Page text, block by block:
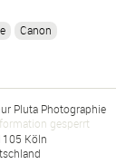
Canon
Pluta Photographie
gesperrt
Köln